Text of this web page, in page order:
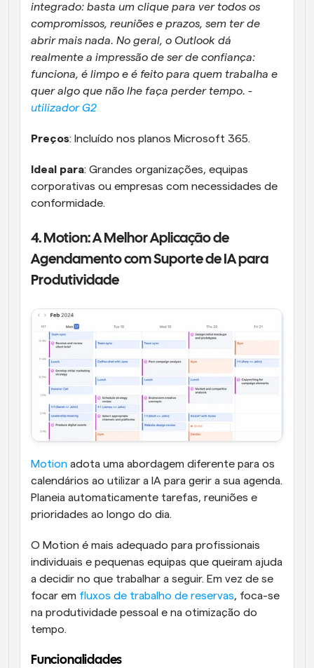
integrado: basta um clique para ver todos os
compromissos, reuniões e prazos, sem ter de
abrir mais nada. No geral, o Outlook dá
realmente a impressão de ser de confiança:
funciona, é limpo e é feito para quem trabalha e
utilizador G2
Preços: Incluído nos planos Microsoft 365.
Ideal para: Grandes organizações, equipas
corporativas ou empresas com necessidades de
conformidade.
4. Motion: A Melhor Aplicação de
Agendamento com Suporte de IA para
Produtividade
Motion adota uma abordagem diferente para os
calendários ao utilizar a IA para gerir a sua agenda.
Planeia automaticamente tarefas, reuniões e
prioridades ao longo do dia.
O Motion é mais adequado para profissionais
individuais e pequenas equipas que queiram ajuda
a decidir no que trabalhar a seguir. Em vez de se
focar em fluxos de trabalho de reservas, foca-se
na produtividade pessoal e na otimização do
tempo.
Funcionalidades